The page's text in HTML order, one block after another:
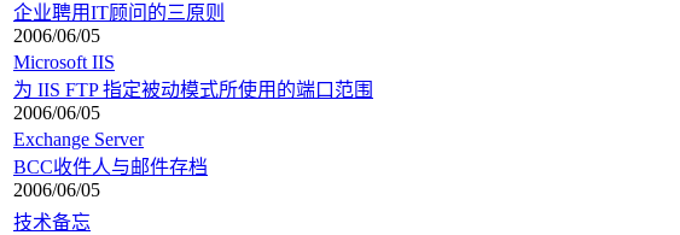
企业聘用IT顾问的三原则
2006/06/05
Microsoft IIS
为 IIS FTP 指定被动模式所使用的端口范围
2006/06/05
Exchange Server
BCC收件人与邮件存档
2006/06/05
技术备忘